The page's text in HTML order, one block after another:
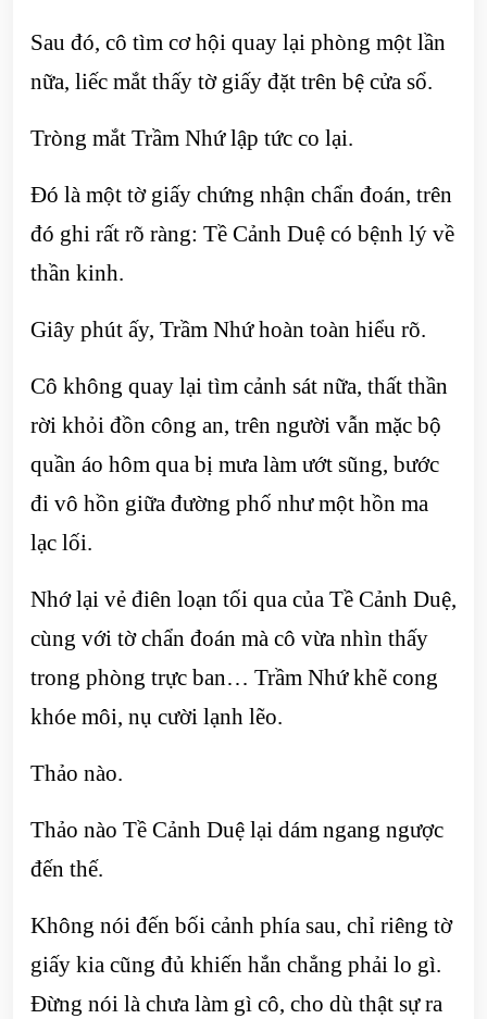
Sau đó, cô tìm cơ hội quay lại phòng một lần
nữa, liếc mắt thấy tờ giấy đặt trên bệ cửa sổ.
Tròng mắt Trầm Nhứ lập tức co lại.
Đó là một tờ giấy chứng nhận chẩn đoán, trên
đó ghi rất rõ ràng: Tề Cảnh Duệ có bệnh lý về
thần kinh.
Giây phút ấy, Trầm Nhứ hoàn toàn hiểu rõ.
Cô không quay lại tìm cảnh sát nữa, thất thần
rời khỏi đồn công an, trên người vẫn mặc bộ
quần áo hôm qua bị mưa làm ướt sũng, bước
đi vô hồn giữa đường phố như một hồn ma
lạc lối.
Nhớ lại vẻ điên loạn tối qua của Tề Cảnh Duệ,
cùng với tờ chẩn đoán mà cô vừa nhìn thấy
trong phòng trực ban… Trầm Nhứ khẽ cong
khóe môi, nụ cười lạnh lẽo.
Thảo nào.
Thảo nào Tề Cảnh Duệ lại dám ngang ngược
đến thế.
Không nói đến bối cảnh phía sau, chỉ riêng tờ
giấy kia cũng đủ khiến hắn chẳng phải lo gì.
Đừng nói là chưa làm gì cô, cho dù thật sự ra